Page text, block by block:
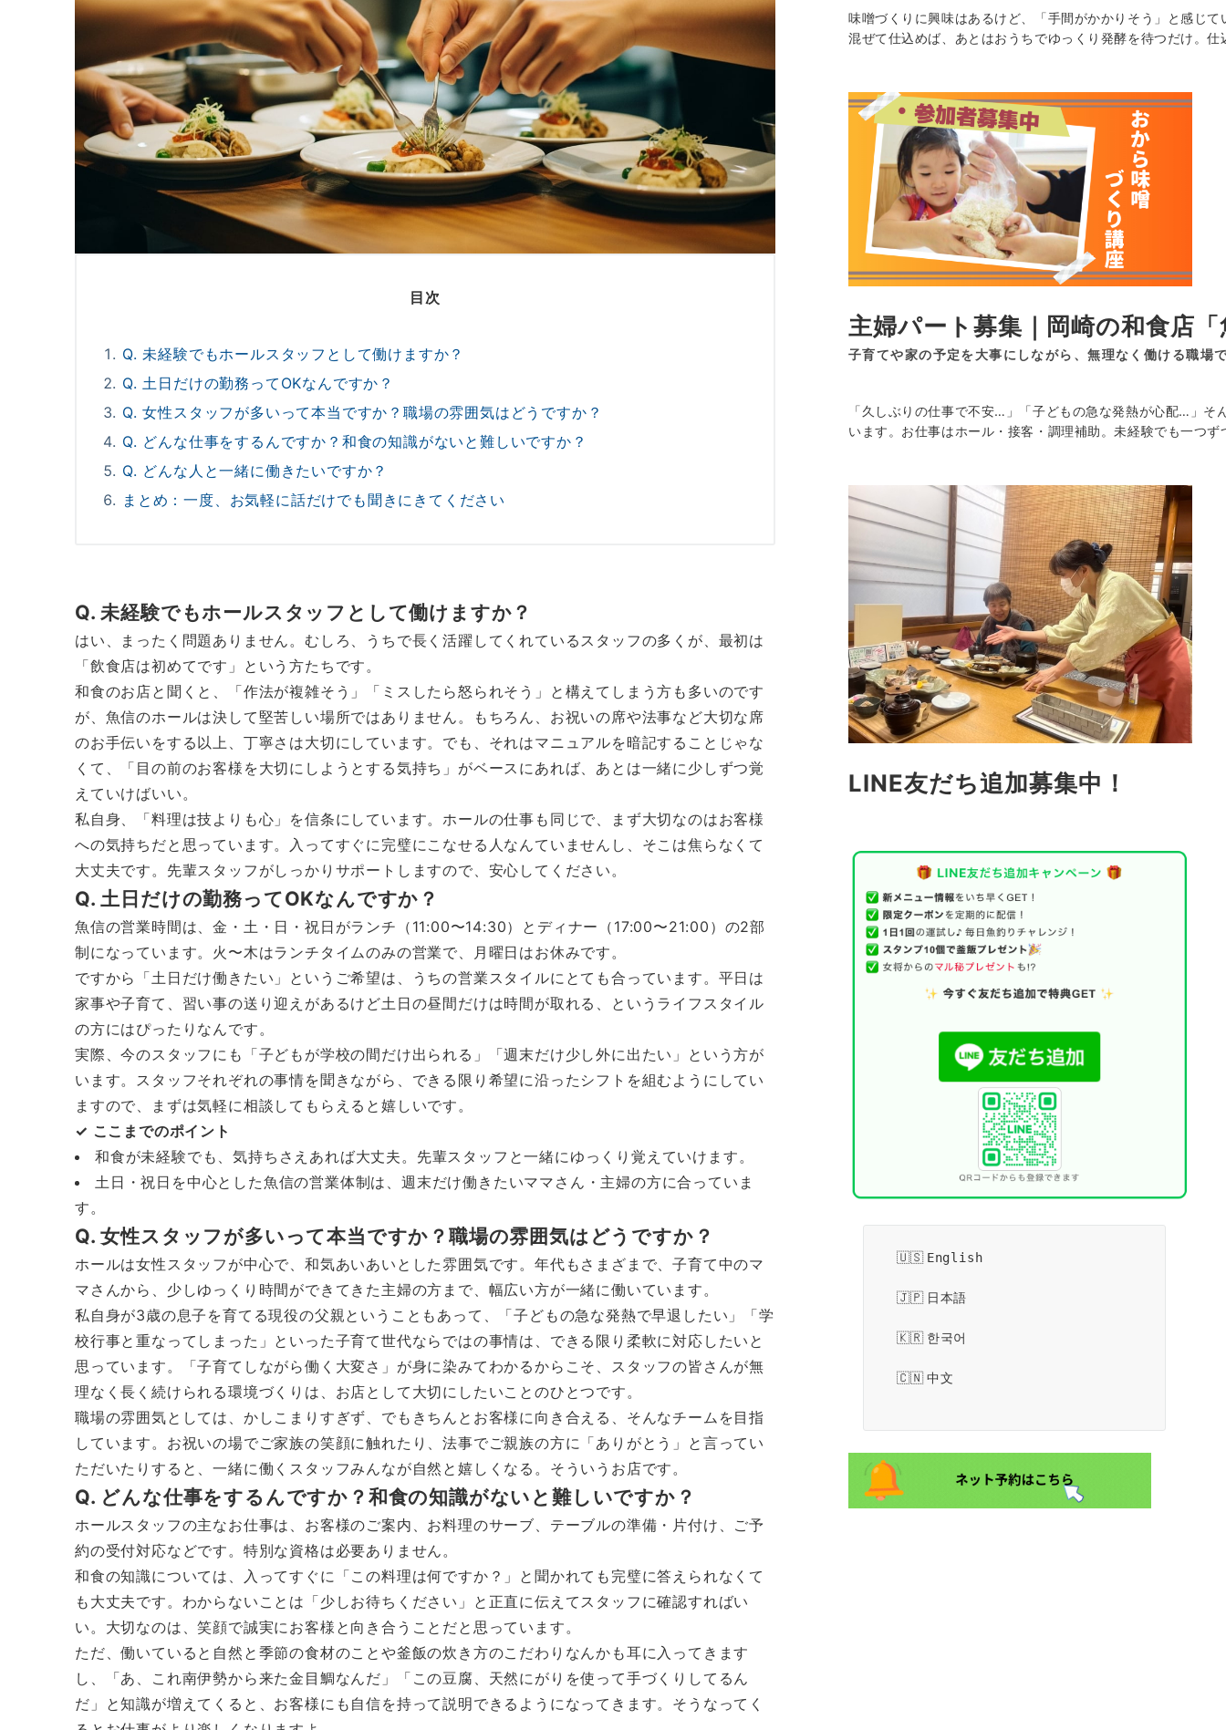
目次
Q. 未経験でもホールスタッフとして働けますか？
Q. 土日だけの勤務ってOKなんですか？
Q. 女性スタッフが多いって本当ですか？職場の雰囲気はどうですか？
Q. どんな仕事をするんですか？和食の知識がないと難しいですか？
Q. どんな人と一緒に働きたいですか？
まとめ：一度、お気軽に話だけでも聞きにきてください
Q. 未経験でもホールスタッフとして働けますか？
はい、まったく問題ありません。むしろ、うちで長く活躍してくれているスタッフの多くが、最初は
「飲食店は初めてです」という方たちです。
和食のお店と聞くと、「作法が複雑そう」「ミスしたら怒られそう」と構えてしまう方も多いのです
が、魚信のホールは決して堅苦しい場所ではありません。もちろん、お祝いの席や法事など大切な席
のお手伝いをする以上、丁寧さは大切にしています。でも、それはマニュアルを暗記することじゃな
くて、「目の前のお客様を大切にしようとする気持ち」がベースにあれば、あとは一緒に少しずつ覚
えていけばいい。
私自身、「料理は技よりも心」を信条にしています。ホールの仕事も同じで、まず大切なのはお客様
への気持ちだと思っています。入ってすぐに完璧にこなせる人なんていませんし、そこは焦らなくて
大丈夫です。先輩スタッフがしっかりサポートしますので、安心してください。
Q. 土日だけの勤務ってOKなんですか？
魚信の営業時間は、金・土・日・祝日がランチ（11:00〜14:30）とディナー（17:00〜21:00）の2部
制になっています。火〜木はランチタイムのみの営業で、月曜日はお休みです。
ですから「土日だけ働きたい」というご希望は、うちの営業スタイルにとても合っています。平日は
家事や子育て、習い事の送り迎えがあるけど土日の昼間だけは時間が取れる、というライフスタイル
の方にはぴったりなんです。
実際、今のスタッフにも「子どもが学校の間だけ出られる」「週末だけ少し外に出たい」という方が
います。スタッフそれぞれの事情を聞きながら、できる限り希望に沿ったシフトを組むようにしてい
ますので、まずは気軽に相談してもらえると嬉しいです。
✓ ここまでのポイント
和食が未経験でも、気持ちさえあれば大丈夫。先輩スタッフと一緒にゆっくり覚えていけます。
土日・祝日を中心とした魚信の営業体制は、週末だけ働きたいママさん・主婦の方に合っていま
す。
Q. 女性スタッフが多いって本当ですか？職場の雰囲気はどうですか？
ホールは女性スタッフが中心で、和気あいあいとした雰囲気です。年代もさまざまで、子育て中のマ
マさんから、少しゆっくり時間ができてきた主婦の方まで、幅広い方が一緒に働いています。
私自身が3歳の息子を育てる現役の父親ということもあって、「子どもの急な発熱で早退したい」「学
校行事と重なってしまった」といった子育て世代ならではの事情は、できる限り柔軟に対応したいと
思っています。「子育てしながら働く大変さ」が身に染みてわかるからこそ、スタッフの皆さんが無
理なく長く続けられる環境づくりは、お店として大切にしたいことのひとつです。
職場の雰囲気としては、かしこまりすぎず、でもきちんとお客様に向き合える、そんなチームを目指
しています。お祝いの場でご家族の笑顔に触れたり、法事でご親族の方に「ありがとう」と言ってい
ただいたりすると、一緒に働くスタッフみんなが自然と嬉しくなる。そういうお店です。
Q. どんな仕事をするんですか？和食の知識がないと難しいですか？
ホールスタッフの主なお仕事は、お客様のご案内、お料理のサーブ、テーブルの準備・片付け、ご予
約の受付対応などです。特別な資格は必要ありません。
和食の知識については、入ってすぐに「この料理は何ですか？」と聞かれても完璧に答えられなくて
も大丈夫です。わからないことは「少しお待ちください」と正直に伝えてスタッフに確認すればい
い。大切なのは、笑顔で誠実にお客様と向き合うことだと思っています。
ただ、働いていると自然と季節の食材のことや釜飯の炊き方のこだわりなんかも耳に入ってきます
し、「あ、これ南伊勢から来た金目鯛なんだ」「この豆腐、天然にがりを使って手づくりしてるん
だ」と知識が増えてくると、お客様にも自信を持って説明できるようになってきます。そうなってく
味噌づくりに興味はあるけど、「手間がかかりそう」と感じ
混ぜて仕込めば、あとはおうちでゆっくり発酵を待つだけ。
主婦パート募集｜岡崎の和食店
子育てや家の予定を大事にしながら、無理なく働ける職場
「久しぶりの仕事で不安…」「子どもの急な発熱が心配…」
います。お仕事はホール・接客・調理補助。未経験でも一つ
LINE友だち追加募集中！
English
日本語
한국어
中文